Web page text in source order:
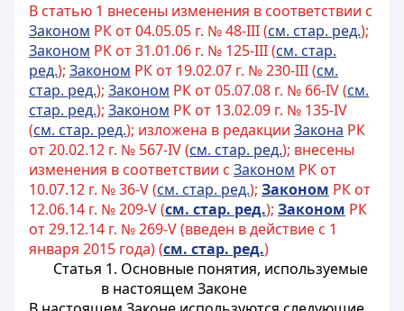
В статью 1 внесены изменения в соответствии с
Законом РК от 04.05.05 г. № 48-III (см. стар. ред.);
Законом РК от 31.01.06 г. № 125-III (см. стар.
ред.); Законом РК от 19.02.07 г. № 230-III (см.
стар. ред.); Законом РК от 05.07.08 г. № 66-IV (см.
стар. ред.); Законом РК от 13.02.09 г. № 135-IV
(см. стар. ред.); изложена в редакции Закона РК
от 20.02.12 г. № 567-IV (см. стар. ред.); внесены
изменения в соответствии с Законом РК от
10.07.12 г. № 36-V (см. стар. ред.); Законом РК от
12.06.14 г. № 209-V (см. стар. ред.); Законом РК
от 29.12.14 г. № 269-V (введен в действие с 1
января 2015 года) (см. стар. ред.)
Статья 1. Основные понятия, используемые
в настоящем Законе